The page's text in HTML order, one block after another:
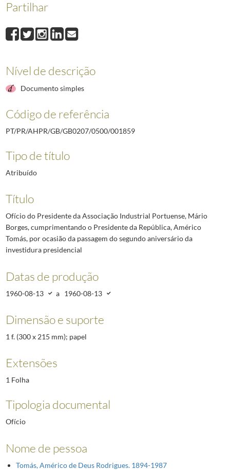
001861Ofício do Presidente da União de Grémios de Lojistas de Lisboa,
001862Telegrama da Direção do Grémio Nacional de Indústrias de
001864
Telegrama da Junta de Freguesia do Socorro e da Comissão da
002637 Telegrama do Presidente do Conselho, Marcelo Caetano, ao
Partilhar
Nível de descrição
Documento simples
Código de referência
PT/PR/AHPR/GB/GB0207/0500/001859
Tipo de título
Atribuído
Título
Ofício do Presidente da Associação Industrial Portuense, Mário
Borges, cumprimentando o Presidente da República, Américo
Tomás, por ocasião da passagem do segundo aniversário da
investidura presidencial
Datas de produção
1960-08-13 a 1960-08-13
Dimensão e suporte
1 f. (300 x 215 mm); papel
Extensões
1 Folha
Tipologia documental
Ofício
Nome de pessoa
Tomás, Américo de Deus Rodrigues. 1894-1987